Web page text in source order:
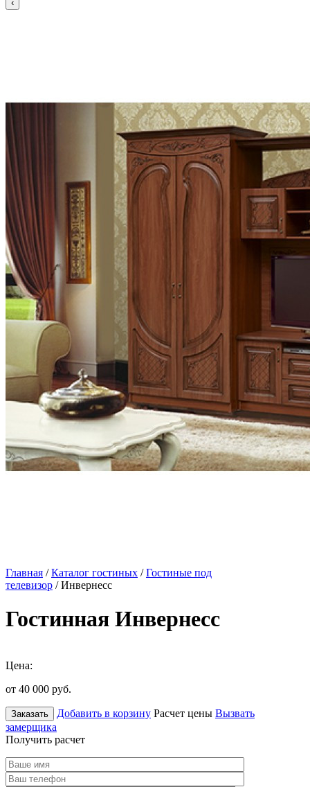
Главная /Каталог гостиных /Гостиные под
телевизор / Инвернесс
Гостинная Инвернесс
Цена:
от 40 000 руб.
Заказать Добавить в корзину Расчет цены Вызвать
замерщика
Получить расчет